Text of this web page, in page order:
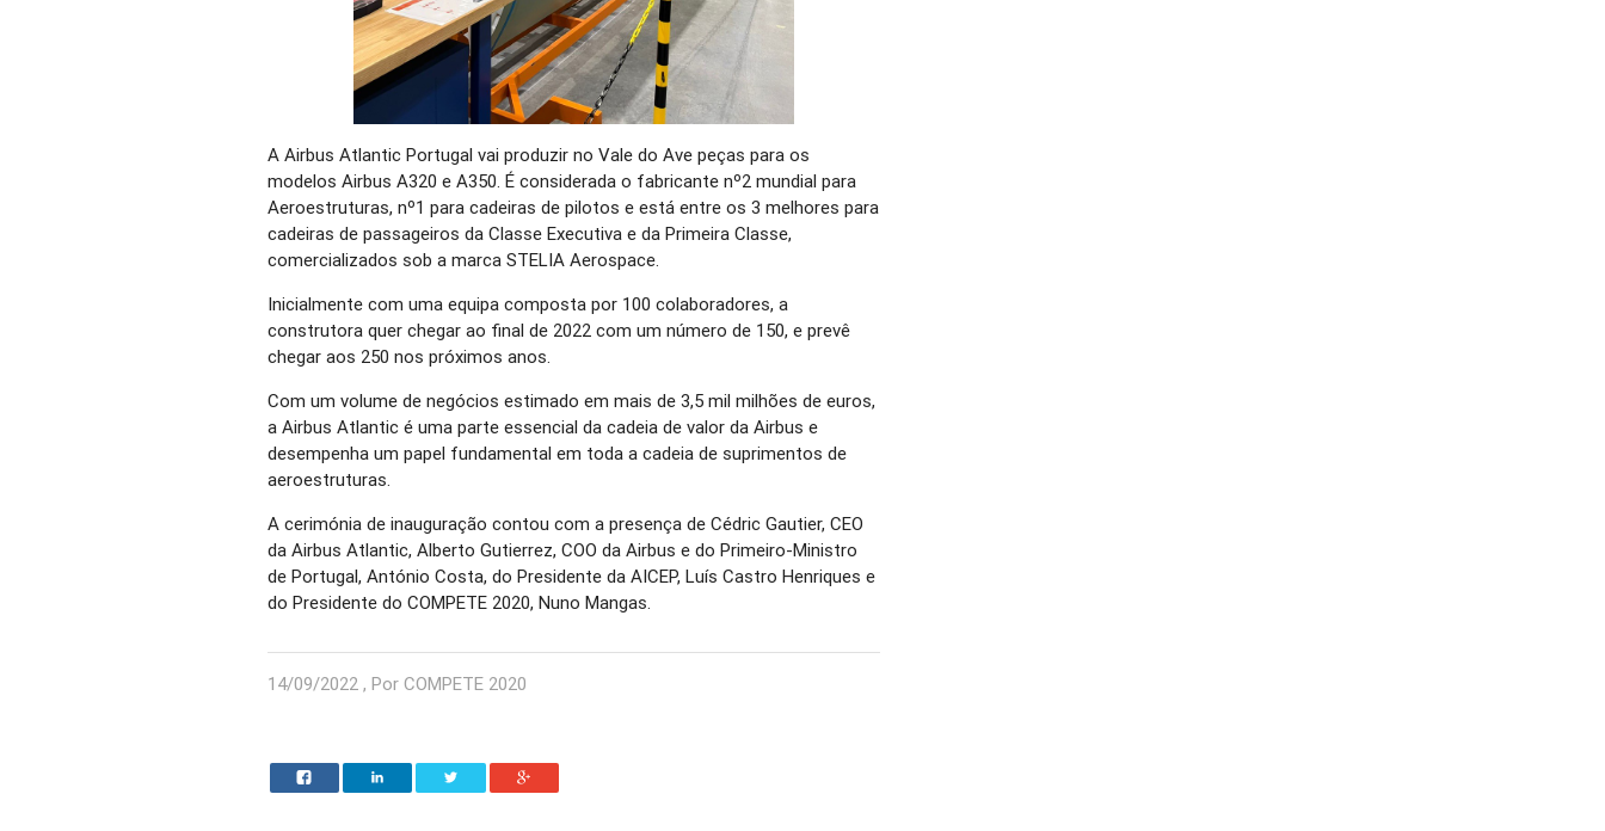
A Airbus Atlantic Portugal vai produzir no Vale do Ave peças para os
modelos Airbus A320 e A350. É considerada o fabricante nº2 mundial para
Aeroestruturas, nº1 para cadeiras de pilotos e está entre os 3 melhores para
cadeiras de passageiros da Classe Executiva e da Primeira Classe,
comercializados sob a marca STELIA Aerospace.
Inicialmente com uma equipa composta por 100 colaboradores, a
construtora quer chegar ao final de 2022 com um número de 150, e prevê
chegar aos 250 nos próximos anos.
Com um volume de negócios estimado em mais de 3,5 mil milhões de euros,
a Airbus Atlantic é uma parte essencial da cadeia de valor da Airbus e
desempenha um papel fundamental em toda a cadeia de suprimentos de
aeroestruturas.
A cerimónia de inauguração contou com a presença de Cédric Gautier, CEO
da Airbus Atlantic, Alberto Gutierrez, COO da Airbus e do Primeiro-Ministro
de Portugal, António Costa, do Presidente da AICEP, Luís Castro Henriques e
do Presidente do COMPETE 2020, Nuno Mangas.
14/09/2022 , Por COMPETE 2020